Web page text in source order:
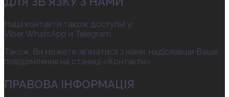
Наші контакти також доступні у:
Viber, WhatsApp и Telegram
Також, Ви можете зв’язатися з нами, надіславши Ваше
повідомлення на станиці «Контакти»
ПРАВОВА ІНФОРМАЦІЯ